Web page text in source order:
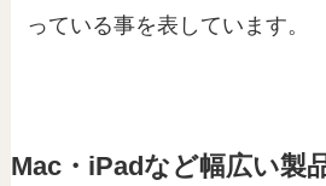
っている事を表しています。
Mac・iPadなど幅広い製